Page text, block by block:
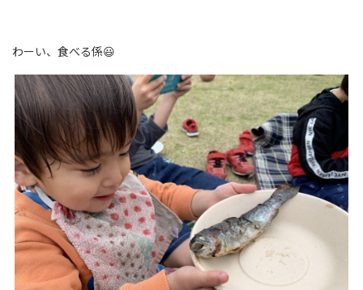
わーい、食べる係😃